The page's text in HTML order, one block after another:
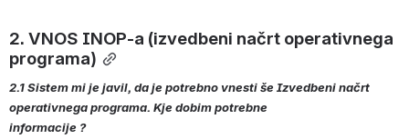
2. VNOS INOP-a (izvedbeni načrt operativnega
programa)
2.1 Sistem mi je javil, da je potrebno vnesti še Izvedbeni načrt
operativnega programa. Kje dobim potrebne
informacije ?